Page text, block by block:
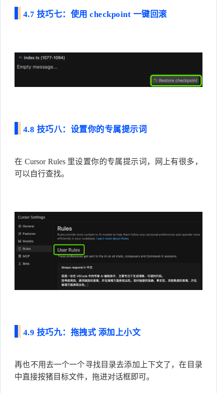
4.7 技巧七：使用 checkpoint 一键回滚
4.8 技巧八：设置你的专属提示词
在 Cursor Rules 里设置你的专属提示词，网上有很多，
可以自行查找。
4.9 技巧九：拖拽式 添加上小文
再也不用去一个一个寻找目录去添加上下文了，在目录
中直接按猪目标文件，拖进对话框即可。